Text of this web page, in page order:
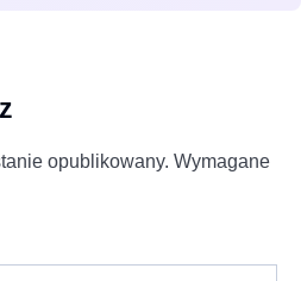
opublikowany. Wymagane